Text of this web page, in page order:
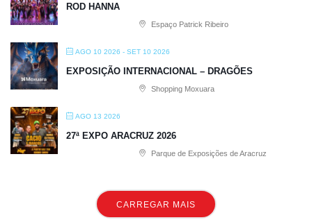
ROD HANNA
Espaço Patrick Ribeiro
AGO 10 2026 - SET 10 2026
EXPOSIÇÃO INTERNACIONAL – DRAGÕES
Shopping Moxuara
AGO 13 2026
27ª EXPO ARACRUZ 2026
Parque de Exposições de Aracruz
CARREGAR MAIS